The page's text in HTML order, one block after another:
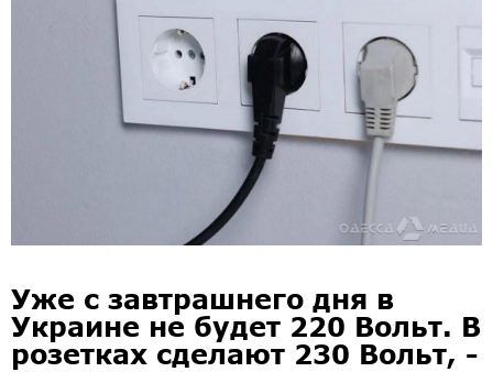
Уже с завтрашнего дня в
Украине не будет 220 Вольт. В
розетках сделают 230 Вольт, -